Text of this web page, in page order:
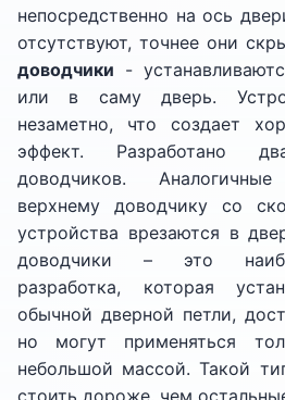
непосредственно на ось
отсутствуют, точнее они
доводчики -
или в саму дверь.
незаметно, что создает
эффект. Разработано
доводчиков.
верхнему доводчику со
устройства врезаются в
доводчики – это
разработка, которая
обычной дверной петли,
но могут применяться
небольшой массой. Такой
стоить дороже, чем